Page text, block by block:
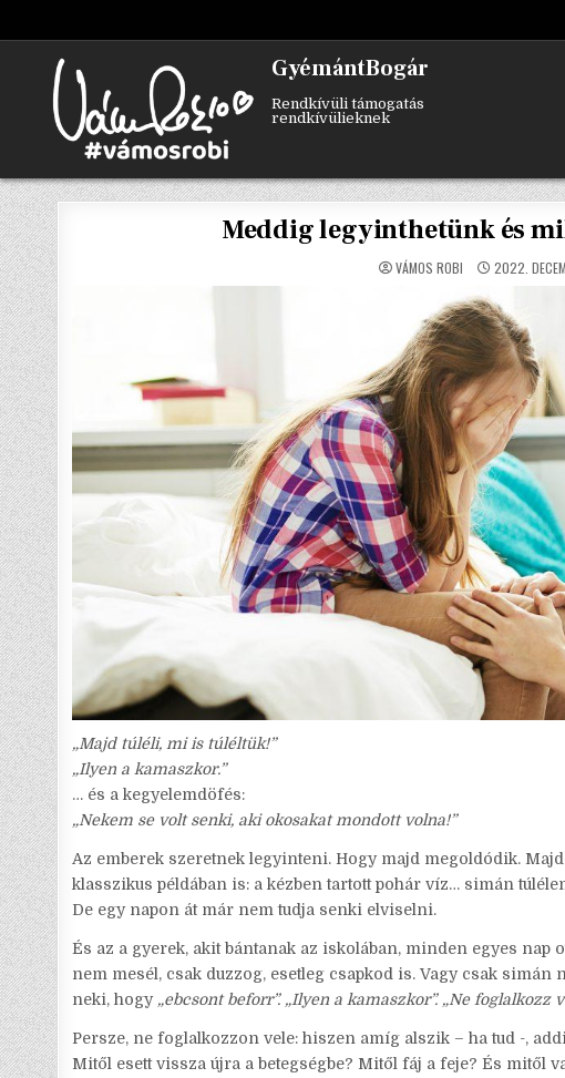
GyémántBogár
Rendkívüli támogatás
rendkívülieknek
Meddig legyinthetünk és
VÁMOS ROBI 2022.
„Majd túléli, mi is túléltük!”
„Ilyen a kamaszkor.”
… és a kegyelemdöfés:
„Nekem se volt senki, aki okosakat mondott volna!”
Az emberek szeretnek legyinteni. Hogy majd megoldódik.
klasszikus példában is: a kézben tartott pohár víz… simán
De egy napon át már nem tudja senki elviselni.
És az a gyerek, akit bántanak az iskolában, minden egyes
nem mesél, csak duzzog, esetleg csapkod is. Vagy csak
neki, hogy „ebcsont beforr”. „Ilyen a kamaszkor”. „Ne foglalkozz
Persze, ne foglalkozzon vele: hiszen amíg alszik – ha tud -,
Mitől esett vissza újra a betegségbe? Mitől fáj a feje? És mitől